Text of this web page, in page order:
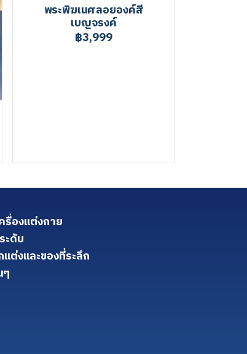
พระพิฆเนศลอยองค์สี
เบญจรงค์
฿3,999
รื่องแต่งกาย
ะดับ
ต่งและของที่ระลึก